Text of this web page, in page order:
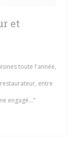
et
toute l'année,
entre
engagé..."